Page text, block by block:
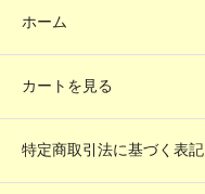
ホーム
カートを見る
特定商取引法に基づく表記